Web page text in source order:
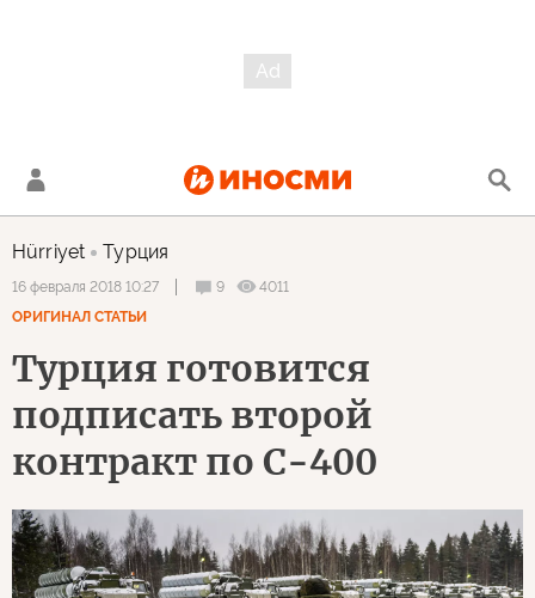
Hürriyet Турция
16 февраля 2018 10:27 9
4011
ОРИГИНАЛ СТАТЬИ
Турция готовится
подписать второй
контракт по С-400